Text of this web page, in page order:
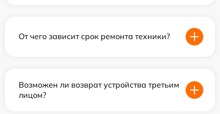
От чего зависит срок ремонта техники?
Возможен ли возврат устройства третьим
лицом?